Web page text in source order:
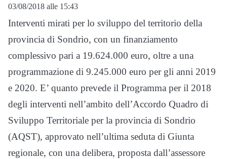
03/08/2018 alle 15:43
Interventi mirati per lo sviluppo del territorio della
provincia di Sondrio, con un finanziamento
complessivo pari a 19.624.000 euro, oltre a una
programmazione di 9.245.000 euro per gli anni 2019
e 2020. E’ quanto prevede il Programma per il 2018
degli interventi nell’ambito dell’Accordo Quadro di
Sviluppo Territoriale per la provincia di Sondrio
(AQST), approvato nell’ultima seduta di Giunta
regionale, con una delibera, proposta dall’assessore